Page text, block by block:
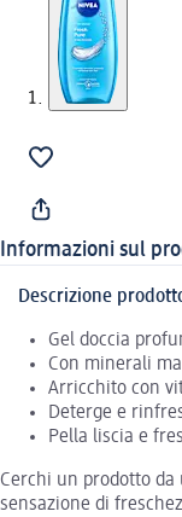
Informazioni sul
Descrizione
Gel doccia
Con minerali
Arricchito con
Deterge e
Pella liscia e
Cerchi un prodotto da
sensazione di